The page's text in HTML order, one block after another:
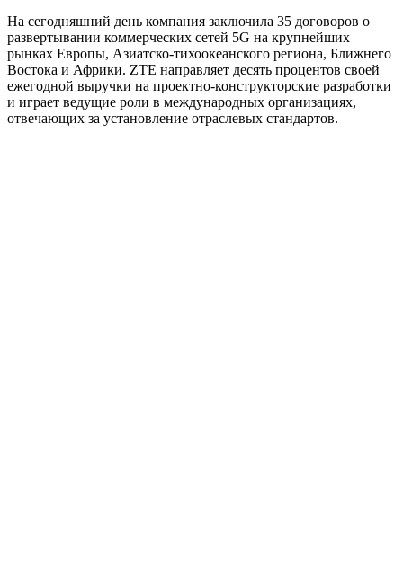
На сегодняшний день компания заключила 35 договоров о
развертывании коммерческих сетей 5G на крупнейших
рынках Европы, Азиатско-тихоокеанского региона, Ближнего
Востока и Африки. ZTE направляет десять процентов своей
ежегодной выручки на проектно-конструкторские разработки
и играет ведущие роли в международных организациях,
отвечающих за установление отраслевых стандартов.